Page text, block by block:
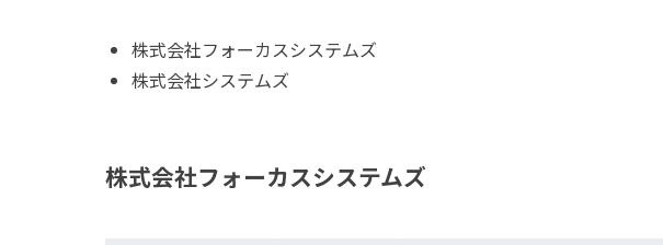
株式会社フォーカスシステムズ
株式会社システムズ
株式会社フォーカスシステムズ